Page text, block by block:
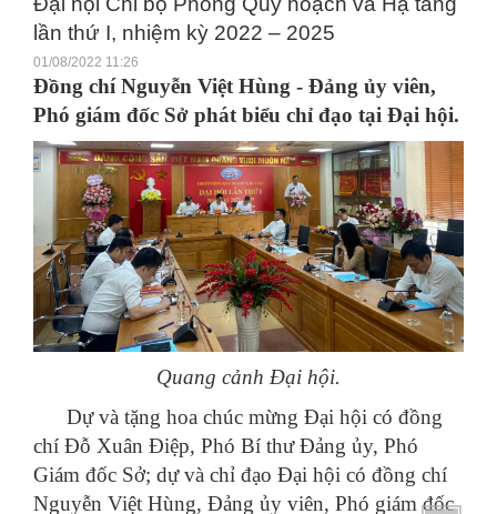
lần thứ I, nhiệm kỳ 2022 – 2025
01/08/2022 11:26
Đồng chí Nguyễn Việt Hùng - Đảng ủy viên,
Phó giám đốc Sở phát biểu chỉ đạo tại Đại hội.
Quang cảnh Đại hội.
Dự và tặng hoa chúc mừng Đại hội có đồng
chí Đỗ Xuân Điệp, Phó Bí thư Đảng ủy, Phó
Giám đốc Sở; dự và chỉ đạo Đại hội có đồng chí
Nguyễn Việt Hùng, Đảng ủy viên, Phó giám đốc